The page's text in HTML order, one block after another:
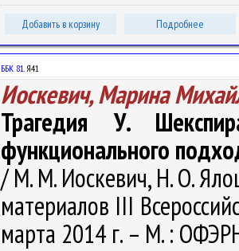
Добавить в корзину Подробнее
ББК 81.Я41
Иоскевич, Марина
Трагедия У.
функционального
/ М. М. Иоскевич, Н. О.
материалов III
марта 2014 г. – М. :